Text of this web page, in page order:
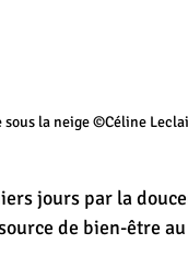
sous la neige ©Céline
jours par la
de bien-être